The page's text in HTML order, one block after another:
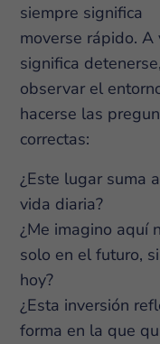
siempre significa
moverse rápido. A
significa detenerse,
observar el
hacerse las
correctas:
¿Este lugar suma
vida diaria?
¿Me imagino aquí
solo en el futuro,
hoy?
¿Esta inversión
forma en la que